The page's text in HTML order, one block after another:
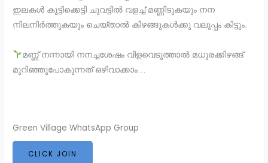
ഇലകൾ കൂട്ടിക്കെട്ടി ചുവട്ടിൽ വളച്ച് മണ്ണിടുകയും നന
നിലനിർത്തുകയും ചെയ്താൽ കിഴങ്ങുകൾക്കു വലുപ്പം കിട്ടും.
മണ്ണ് നന്നായി നനച്ചശേഷം വിളവെടുത്താൽ മധുരക്കിഴങ്ങ്
മുറിഞ്ഞുപോകുന്നത് ഒഴിവാക്കാം…
Green Village WhatsApp Group
CLICK JOIN